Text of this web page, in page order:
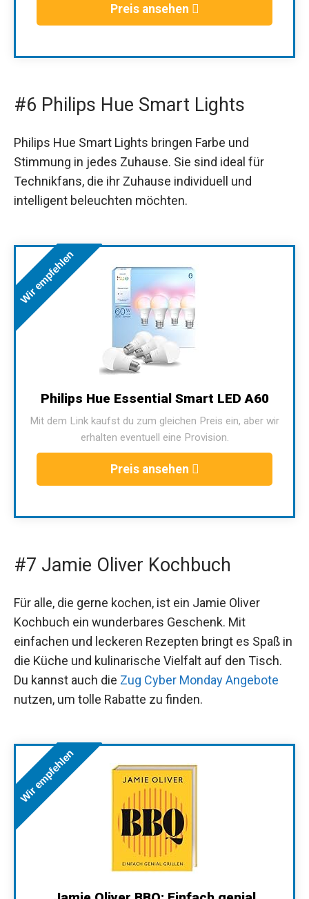
Preis ansehen
#6 Philips Hue Smart Lights
Philips Hue Smart Lights bringen Farbe und
Stimmung in jedes Zuhause. Sie sind ideal für
Technikfans, die ihr Zuhause individuell und
intelligent beleuchten möchten.
Wir empfehlen
Philips Hue Essential Smart LED A60
Mit dem Link kaufst du zum gleichen Preis ein, aber wir
erhalten eventuell eine Provision.
Preis ansehen
#7 Jamie Oliver Kochbuch
Für alle, die gerne kochen, ist ein Jamie Oliver
Kochbuch ein wunderbares Geschenk. Mit
einfachen und leckeren Rezepten bringt es Spaß in
die Küche und kulinarische Vielfalt auf den Tisch.
Du kannst auch die Zug Cyber Monday Angebote
nutzen, um tolle Rabatte zu finden.
Wir empfehlen